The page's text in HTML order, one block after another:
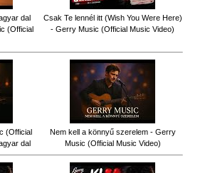
dal
(Official
Csak Te lennél itt (Wish You Were Here)
- Gerry Music (Official Music Video)
(Official
dal
Nem kell a könnyű szerelem - Gerry
Music (Official Music Video)